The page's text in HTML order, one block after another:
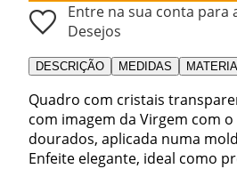
Entre na sua conta
Desejos
DESCRIÇÃO MEDIDAS
Quadro com cristais
com imagem da Virgem com
dourados, aplicada numa
Enfeite elegante, ideal como